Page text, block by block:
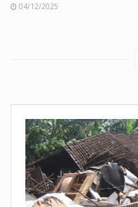
04/12/2025